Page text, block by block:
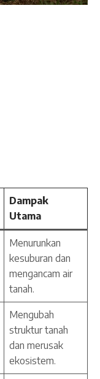
Dampak
Utama
Menurunkan
kesuburan dan
mengancam air
tanah.
Mengubah
struktur tanah
dan merusak
ekosistem.